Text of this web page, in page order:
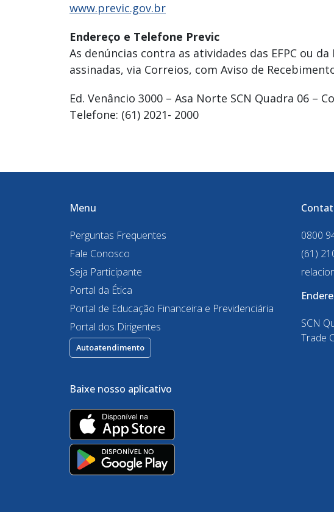
www.previc.gov.br
Endereço e Telefone Previc
As denúncias contra as atividades das EFPC ou
assinadas, via Correios, com Aviso de
Ed. Venâncio 3000 – Asa Norte SCN Quadra 06 –
Telefone: (61) 2021- 2000
Menu
Perguntas Frequentes
Fale Conosco
Seja Participante
Portal da Ética
Portal de Educação Financeira e Previdenciária
Portal dos Dirigentes
Autoatendimento
0800
(61)
SCN
Trade
Baixe nosso aplicativo